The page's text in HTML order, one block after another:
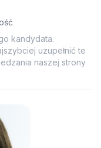
kandydata.
uzupełnić te
naszej strony